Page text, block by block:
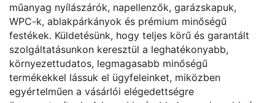
műanyag nyílászárók, napellenzők, garázskapuk,
WPC-k, ablakpárkányok és prémium minőségű
festékek. Küldetésünk, hogy teljes körű és garantált
szolgáltatásunkon keresztül a leghatékonyabb,
környezettudatos, legmagasabb minőségű
termékekkel lássuk el ügyfeleinket, miközben
egyértelműen a vásárlói elégedettségre